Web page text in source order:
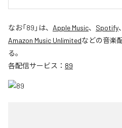
なお「89 」は、 Apple Music、 Spotify、
Amazon Music Unlimitedなどの音楽
る。
各配信サービス： 89